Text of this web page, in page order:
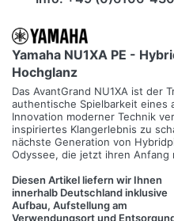
Yamaha NU1XA PE -
Hochglanz
Das AvantGrand NU1XA ist der
authentische Spielbarkeit eines
Innovation moderner Technik
inspiriertes Klangerlebnis zu
nächste Generation von
Odyssee, die jetzt ihren Anfang
Diesen Artikel liefern wir Ihnen
innerhalb Deutschland inklusive
Aufbau, Aufstellung am
Verwendungsort und